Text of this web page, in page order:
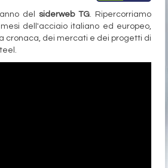
del siderweb TG. Ripercorriamo
dell'acciaio italiano ed europeo,
cronaca, dei mercati e dei progetti di